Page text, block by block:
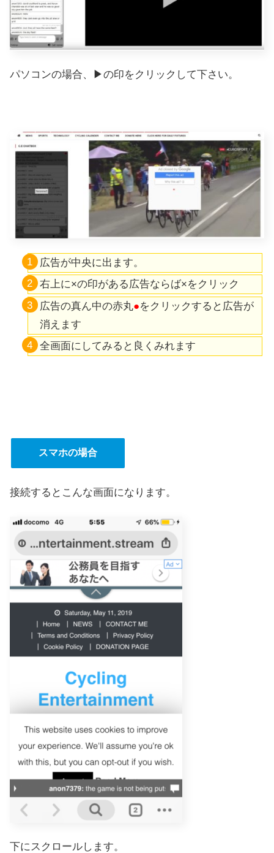
パソコンの場合、▶の印をクリックして下さい。
広告が中央に出ます。
右上に×の印がある広告ならば×をクリック
広告の真ん中の赤丸●をクリックすると広告が
消えます
全画面にしてみると良くみれます
スマホの場合
接続するとこんな画面になります。
下にスクロールします。